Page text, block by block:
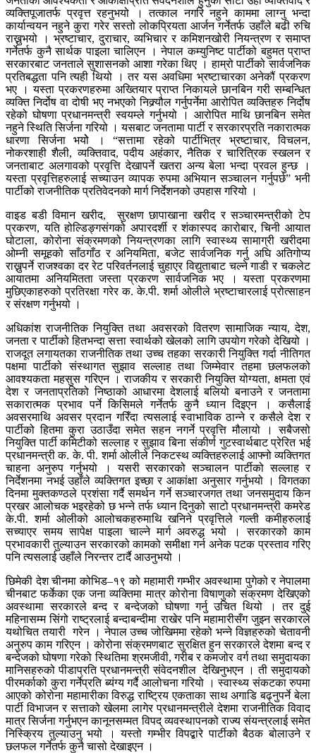
व्यक्तिपूजातर्फ प्रवृत्त रहनुभयो । तत्काल नगरि नहुने काममा लाग्नु भन्दा
कार्यान्वयन नहुने कुरा गरेर सस्तो लोकप्रियता आर्जन गर्नेतर्फ उहाँले बढी रुचि
राख्नुभयो । भ्रष्टाचार, दुराचार, व्यभिचार र कमिशनखोरी नियन्त्रण र समाप्त
गर्नेतर्फ कुनै सार्थक पाइला चालिएन । नेपाल कम्युनिष्ट पार्टीको बहुमत प्राप्त
सरकारबाट जनताले सुशासनको आशा गरेका थिए । हाम्रो पार्टीको सार्वजनिक
प्रतिबद्धता पनि त्यही थियो । तर यस अवधिमा भ्रष्टाचारका अनेकौं प्रकरण
भए । यस्ता प्रकरणहरुमा अख्तियार प्राप्त निकायले छानबिन गरी सम्बन्धित
व्यक्ति निर्दोष वा दोषी भए नभएको निक्र्यौल गर्नुपर्नेमा आरोपित व्यक्तिहरु निर्दोष
रहेको घोषणा प्रधानमन्त्री स्वयम्ले गर्नुभयो । आरोपित माथि छानबिन समेत
नहुने स्थिति सिर्जना गरियो । यसबाट जनतामा पार्टी र सरकारप्रति नकारात्मक
धारणा सिर्जना भयोे । “सत्तामा रहेको पार्टीभित्र भ्रष्टाचार, विचलन,
नोकरशाही शैली, व्यक्तिवाद, पदीय अहंकार, नैतिक र चारित्रिक स्खलन र
जनताबाट अलगावको प्रवृत्ति देखापर्ने खतरा अन्य बेला भन्दा प्रवल हुन्छ ।
यस्ता प्रवृत्तिहरुलाई सच्याउन व्यापक रुपमा अभियान सञ्चालन गर्नुपर्छ” भनी
पार्टीको राजनीतिक प्रतिवेदनको मार्ग निर्देशनको उपहास गरियो ।
वाइड बडी विमान खरीद, सुरक्षण छापाखाना खरीद र सञ्चारमन्त्रीको टेप
प्रकरण, यति होल्डिङ्गसंगको अपारदर्शी र शंकास्पद कारोबार, चिनी आयात
घोटाला, कोरोना संक्रमणको नियन्त्रणका लागि स्वास्थ्य सामाग्री खरीदमा
ओम्नी समूहको साँठगाँठ र अनियमिता, बजेट सार्वजनिक गर्नु अघि अतिगोप्य
राख्नुपर्ने राजश्वका दर रेट परिवर्तनलाई चुहाएर विद्युताबाट चल्ने गाडी र चकलेट
आयातमा अनियमितता जस्ता प्रकरण सार्वजनिक भए । यस्ता प्रकरणमा
मुछिएकाहरुको प्रतिरक्षा गरेर क. के.पी. शर्मा ओलीले भ्रष्टाचारलाई प्रोत्साहन
र संरक्षण गर्नुभयो ।
अधिकांश राजनीतिक नियुक्ति तथा अवसरको वितरण सामाजिक न्याय, देश,
जनता र पार्टीको हितभन्दा सत्ता स्वार्थको खेलको लागि उपयोग गरेको देखियो ।
राजदूत लगायतका राजनीतिक तथा उच्च तहका सरकारी नियुक्ति गर्दा नीतिगत
पक्षमा पार्टीको संस्थागत सुझाव सल्लाह तथा जिम्मेवार तहमा छलफलको
आवश्यकता महसुस गरिएन । राजकीय र सरकारी नियुक्ति योग्यता, क्षमता एवं
देश र जनताप्रतिको निष्ठाको आधारमा देशलाई बलियो बनाउने र जनतामा
सकारात्मक प्रभाव पर्ने किसिमले गर्नेतर्फ कुनै ध्यान दिइएन । कसैलाई
अवसरमाथि अवसर प्रदान गरिँदा त्यसलाई स्वाभाविक ठान्ने र कसैले देश र
पार्टीको हितमा कुरा उठाउँदा समेत सहन नगर्ने प्रवृत्ति मौलायो । सबैजसो
नियुक्ति पार्टी कमिटीको सल्लाह र सुझाव बिना संकीर्ण गुटस्वार्थबाट प्रेरित भई
प्रधानमन्त्री क. के. पी. शर्मा ओलीले निकटस्थ व्यक्तिहरुलाई आफ्नो व्यक्तिगत
चाहना अनुरुप गर्नुभयो । यसरी सरकारको सञ्चालन पार्टीको सल्लाह र
निर्देशनमा नभई उहाँले व्यक्तिगत इच्छा र आकांक्षा अनुसार गर्नुभयो । विगतका
दिनमा मुक्तकण्ठले प्रशंसा गर्दै समर्थन गर्ने सञ्चारजगत तथा जनसमुदाय किन
प्रखर आलोचक भइरहेको छ भन्ने तर्फ ध्यान दिनुको साटो प्रधानमन्त्री कमरेड
के.पी. शर्मा ओलीको आलोचकहरुमाथि खनिने प्रवृत्तिले गल्ती कमीहरुलाई
सच्याएर समय सापेक्ष पाइला चाल्ने मार्ग अवरुद्ध भयो । सरकारको काम
प्रभावकारी तुल्याउन सरकारको कामको समीक्षा गर्न अनेक पटक प्रस्ताव गरिए
पनि त्यसलाई उहाँले निरन्तर टार्दै आउनुभयो ।
छिमेकी देश चीनमा कोभिड–१९ को महामारी गम्भीर अवस्थामा पुगेको र नेपालमा
चीनबाट फर्केका एक जना व्यक्तिमा मात्र कोरोना विषाणुको संक्रमण देखिएको
अवस्थामा सरकारले बन्द र बन्देजको घोषणा गर्नु उचित थियो । तर दुई
महिनासम्म सिंगो राष्ट्रलाई बन्दाबन्दीमा राखेर पनि महामारीसँग जुझ्न सरकारले
यथोचित तयारी गरेन । नेपाल उच्च जोखिममा रहेको भन्ने विज्ञहरुको चेतावनी
अनुरुप काम गरिएन । कोरोना संक्रमणबाट सुरक्षित हुन सरकारले देशमा बन्द र
बन्देजको घोषणा गरेको स्थितिमा श्रमजीवी, गरीब र कमजोर वर्ग तथा समुदायका
मानिसहरुको पीडाप्रति प्रधानमन्त्री संवेदनशील देखिनुभएन । ती समुदायको
पीरमर्काको कुरा गर्नेप्रति ब्यंग्य गर्दै आलोचना गरियो । स्वास्थ्य संकटका रुपमा
आएको कोरोना महामारीका विरुद्ध राष्ट्रिय एकताका साथ अगाडि बढ्नुपर्ने बेला
पार्टी विभाजन र सत्ताको खेलमा लागेर प्रधानमन्त्रीले देशमा राजनीतिक विवाद
मात्र सिर्जना गर्नुभएन कानूनसम्मत विपद् व्यवस्थापनको राज्य संयन्त्रलाई समेत
निस्क्रिय तुल्याउनु भयो । यस्तो गम्भीर विपद्बारे पार्टीको बैठक बोलाउने र
छलफल गर्नेतर्फ कुनै चासो देखाइएन ।